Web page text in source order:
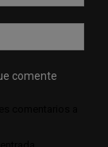
comente